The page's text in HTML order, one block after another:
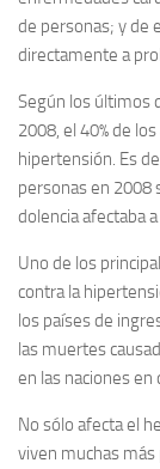
de personas; y de
directamente a
Según los últimos
2008, el 40% de
hipertensión. Es
personas en 2008
dolencia afectaba
Uno de los
contra la
los países de
las muertes
en las naciones en
No sólo afecta el
viven muchas